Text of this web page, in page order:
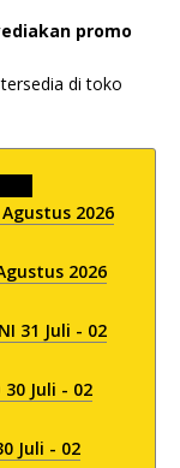
promo
di toko
Agustus 2026
2026
31 Juli - 02
30 Juli - 02
Juli - 02